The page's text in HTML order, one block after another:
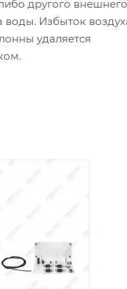
другого
воды. Избыток
удаляется